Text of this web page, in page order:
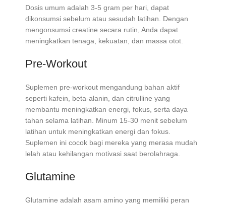
Dosis umum adalah 3-5 gram per hari, dapat
dikonsumsi sebelum atau sesudah latihan. Dengan
mengonsumsi creatine secara rutin, Anda dapat
meningkatkan tenaga, kekuatan, dan massa otot.
Pre-Workout
Suplemen pre-workout mengandung bahan aktif
seperti kafein, beta-alanin, dan citrulline yang
membantu meningkatkan energi, fokus, serta daya
tahan selama latihan. Minum 15-30 menit sebelum
latihan untuk meningkatkan energi dan fokus.
Suplemen ini cocok bagi mereka yang merasa mudah
lelah atau kehilangan motivasi saat berolahraga.
Glutamine
Glutamine adalah asam amino yang memiliki peran